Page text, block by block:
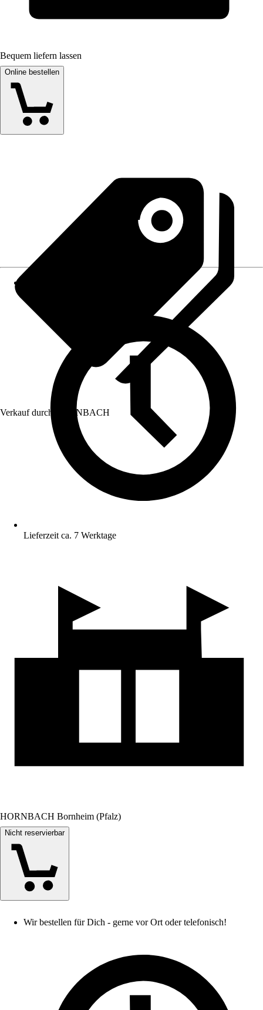
Bequem liefern lassen
Online bestellen
Verkauf durch: HORNBACH
Lieferzeit ca. 7 Werktage
HORNBACH Bornheim (Pfalz)
Nicht reservierbar
Wir bestellen für Dich - gerne vor Ort oder telefonisch!